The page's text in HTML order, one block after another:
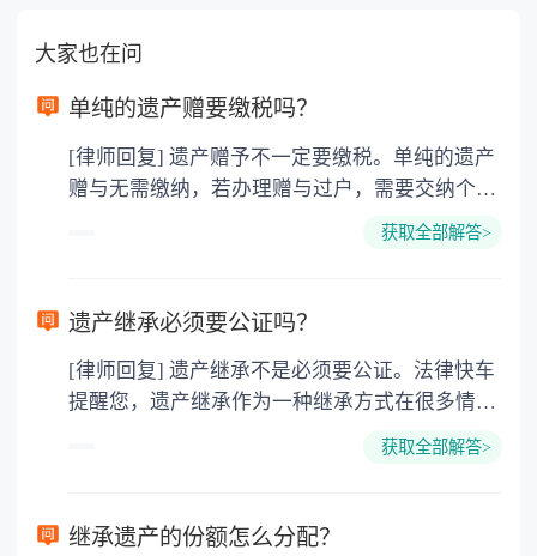
大家也在问
单纯的遗产赠要缴税吗？
[律师回复] 遗产赠予不一定要缴税。单纯的遗产
赠与无需缴纳，若办理赠与过户，需要交纳个人
所得税、契税和公证费。赠与过户是没有增值税
要缴纳公证费，具体如下： 1. 公证费：按房
3. 印花税：按房屋评估价的0.05%缴纳 4. 土
地增值税：按房价1%缴纳 5. 房屋产权登记费：
获取全部解答>
遗产继承必须要公证吗？
[律师回复] 遗产继承不是必须要公证。法律快车
提醒您，遗产继承作为一种继承方式在很多情况
下都是不需要公证的，当然，如果需要公正的也
以防对财产继承发生纠纷，可以对遗产继承进行
获取全部解答>
继承遗产的份额怎么分配？